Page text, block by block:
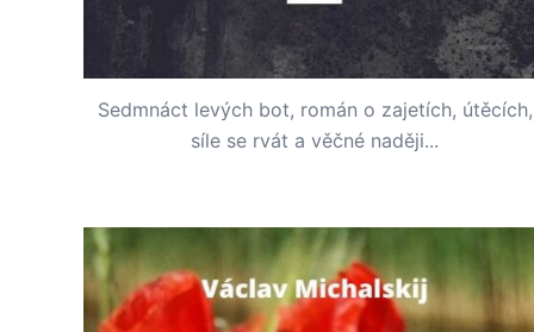
Sedmnáct levých bot, román o zajetích, útěcích,
síle se rvát a věčné naději...